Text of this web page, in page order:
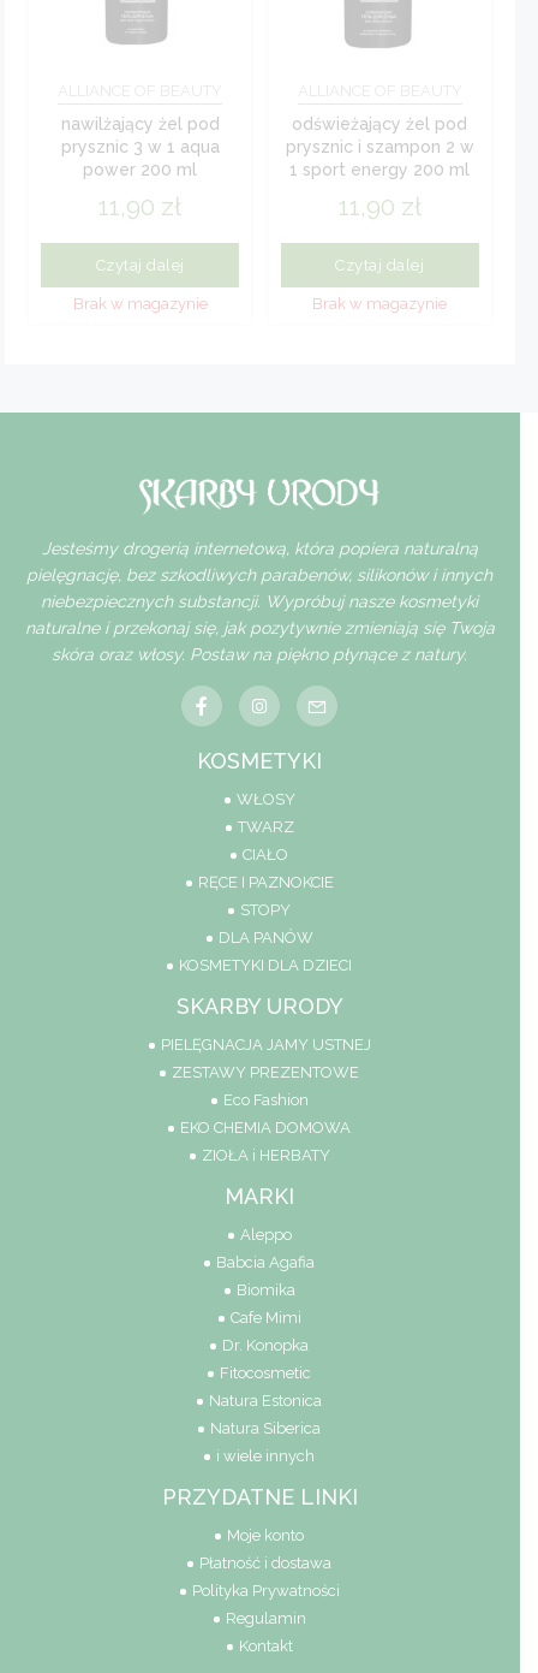
nawilżający żel pod
prysznic 3 w 1 aqua
power 200 ml
11,90 zł
Czytaj dalej
odświeżający żel pod
prysznic i szampon 2 w
1 sport energy 200 ml
11,90 zł
Czytaj dalej
Jesteśmy drogerią internetową, która popiera naturalną
pielęgnację, bez szkodliwych parabenów, silikonów i innych
niebezpiecznych substancji. Wypróbuj nasze kosmetyki
naturalne i przekonaj się, jak pozytywnie zmieniają się Twoja
skóra oraz włosy. Postaw na piękno płynące z natury.
KOSMETYKI
WŁOSY
TWARZ
CIAŁO
RĘCE I PAZNOKCIE
STOPY
DLA PANÓW
KOSMETYKI DLA DZIECI
SKARBY URODY
PIELĘGNACJA JAMY USTNEJ
ZESTAWY PREZENTOWE
Eco Fashion
EKO CHEMIA DOMOWA
ZIOŁA i HERBATY
MARKI
Aleppo
Babcia Agafia
Biomika
Cafe Mimi
Dr. Konopka
Fitocosmetic
Natura Estonica
Natura Siberica
i wiele innych
PRZYDATNE LINKI
Moje konto
Płatność i dostawa
Polityka Prywatności
Regulamin
Kontakt